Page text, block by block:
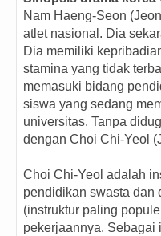
Nam Haeng-Seon
atlet nasional. Dia
Dia memiliki
stamina yang tidak
memasuki bidang
siswa yang sedang
universitas. Tanpa
dengan Choi Chi-Yeol
Choi Chi-Yeol adalah
pendidikan swasta dan
(instruktur paling
pekerjaannya. Sebagai